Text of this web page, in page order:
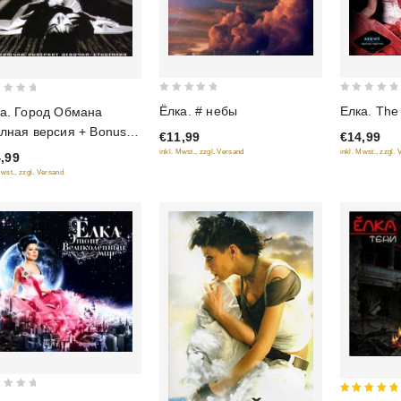
Город Обмана
версия + Bonus)
zzgl. Versand
of
5
Ёлка. # небы
€11,99
inkl. Mwst., zzgl. Versand
of
5
Елка.
€14,99
inkl. Mwst., zzgl.